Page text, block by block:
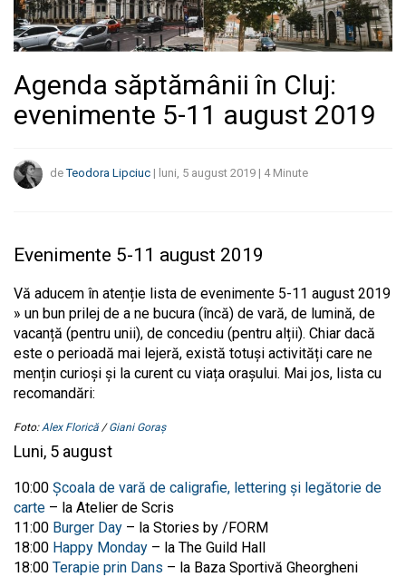
Agenda săptămânii în Cluj:
evenimente 5-11 august 2019
deTeodora Lipciuc | luni, 5 august 2019 | 4 Minute
Evenimente 5-11 august 2019
Vă aducem în atenție lista de evenimente 5-11 august 2019
» un bun prilej de a ne bucura (încă) de vară, de lumină, de
vacanță (pentru unii), de concediu (pentru alții). Chiar dacă
este o perioadă mai lejeră, există totuși activități care ne
mențin curioși și la curent cu viața orașului. Mai jos, lista cu
recomandări:
Foto:Alex Florică/Giani Goraș
Luni, 5 august
10:00 Școala de vară de caligrafie, lettering și legătorie de
carte – la Atelier de Scris
11:00 Burger Day – la Stories by /FORM
18:00 Happy Monday – la The Guild Hall
18:00 Terapie prin Dans – la Baza Sportivă Gheorgheni